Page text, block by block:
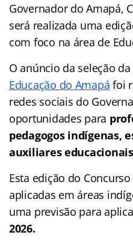
Governador do Amapá,
será realizada uma
com foco na área de
O anúncio da seleção da
Educação do Amapá foi
redes sociais do
oportunidades para
pedagogos indígenas,
auxiliares
Esta edição do Concurso
aplicadas em áreas
uma previsão para
2026.